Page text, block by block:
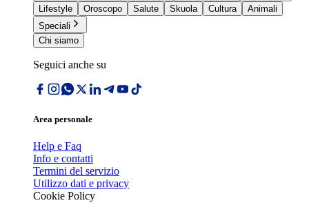
Lifestyle
Oroscopo Salute Skuola Cultura
Animali
Speciali
Chi siamo
Seguici anche su
Area personale
Help e Faq
Info e contatti
Termini del servizio
Utilizzo dati e privacy
Cookie Policy